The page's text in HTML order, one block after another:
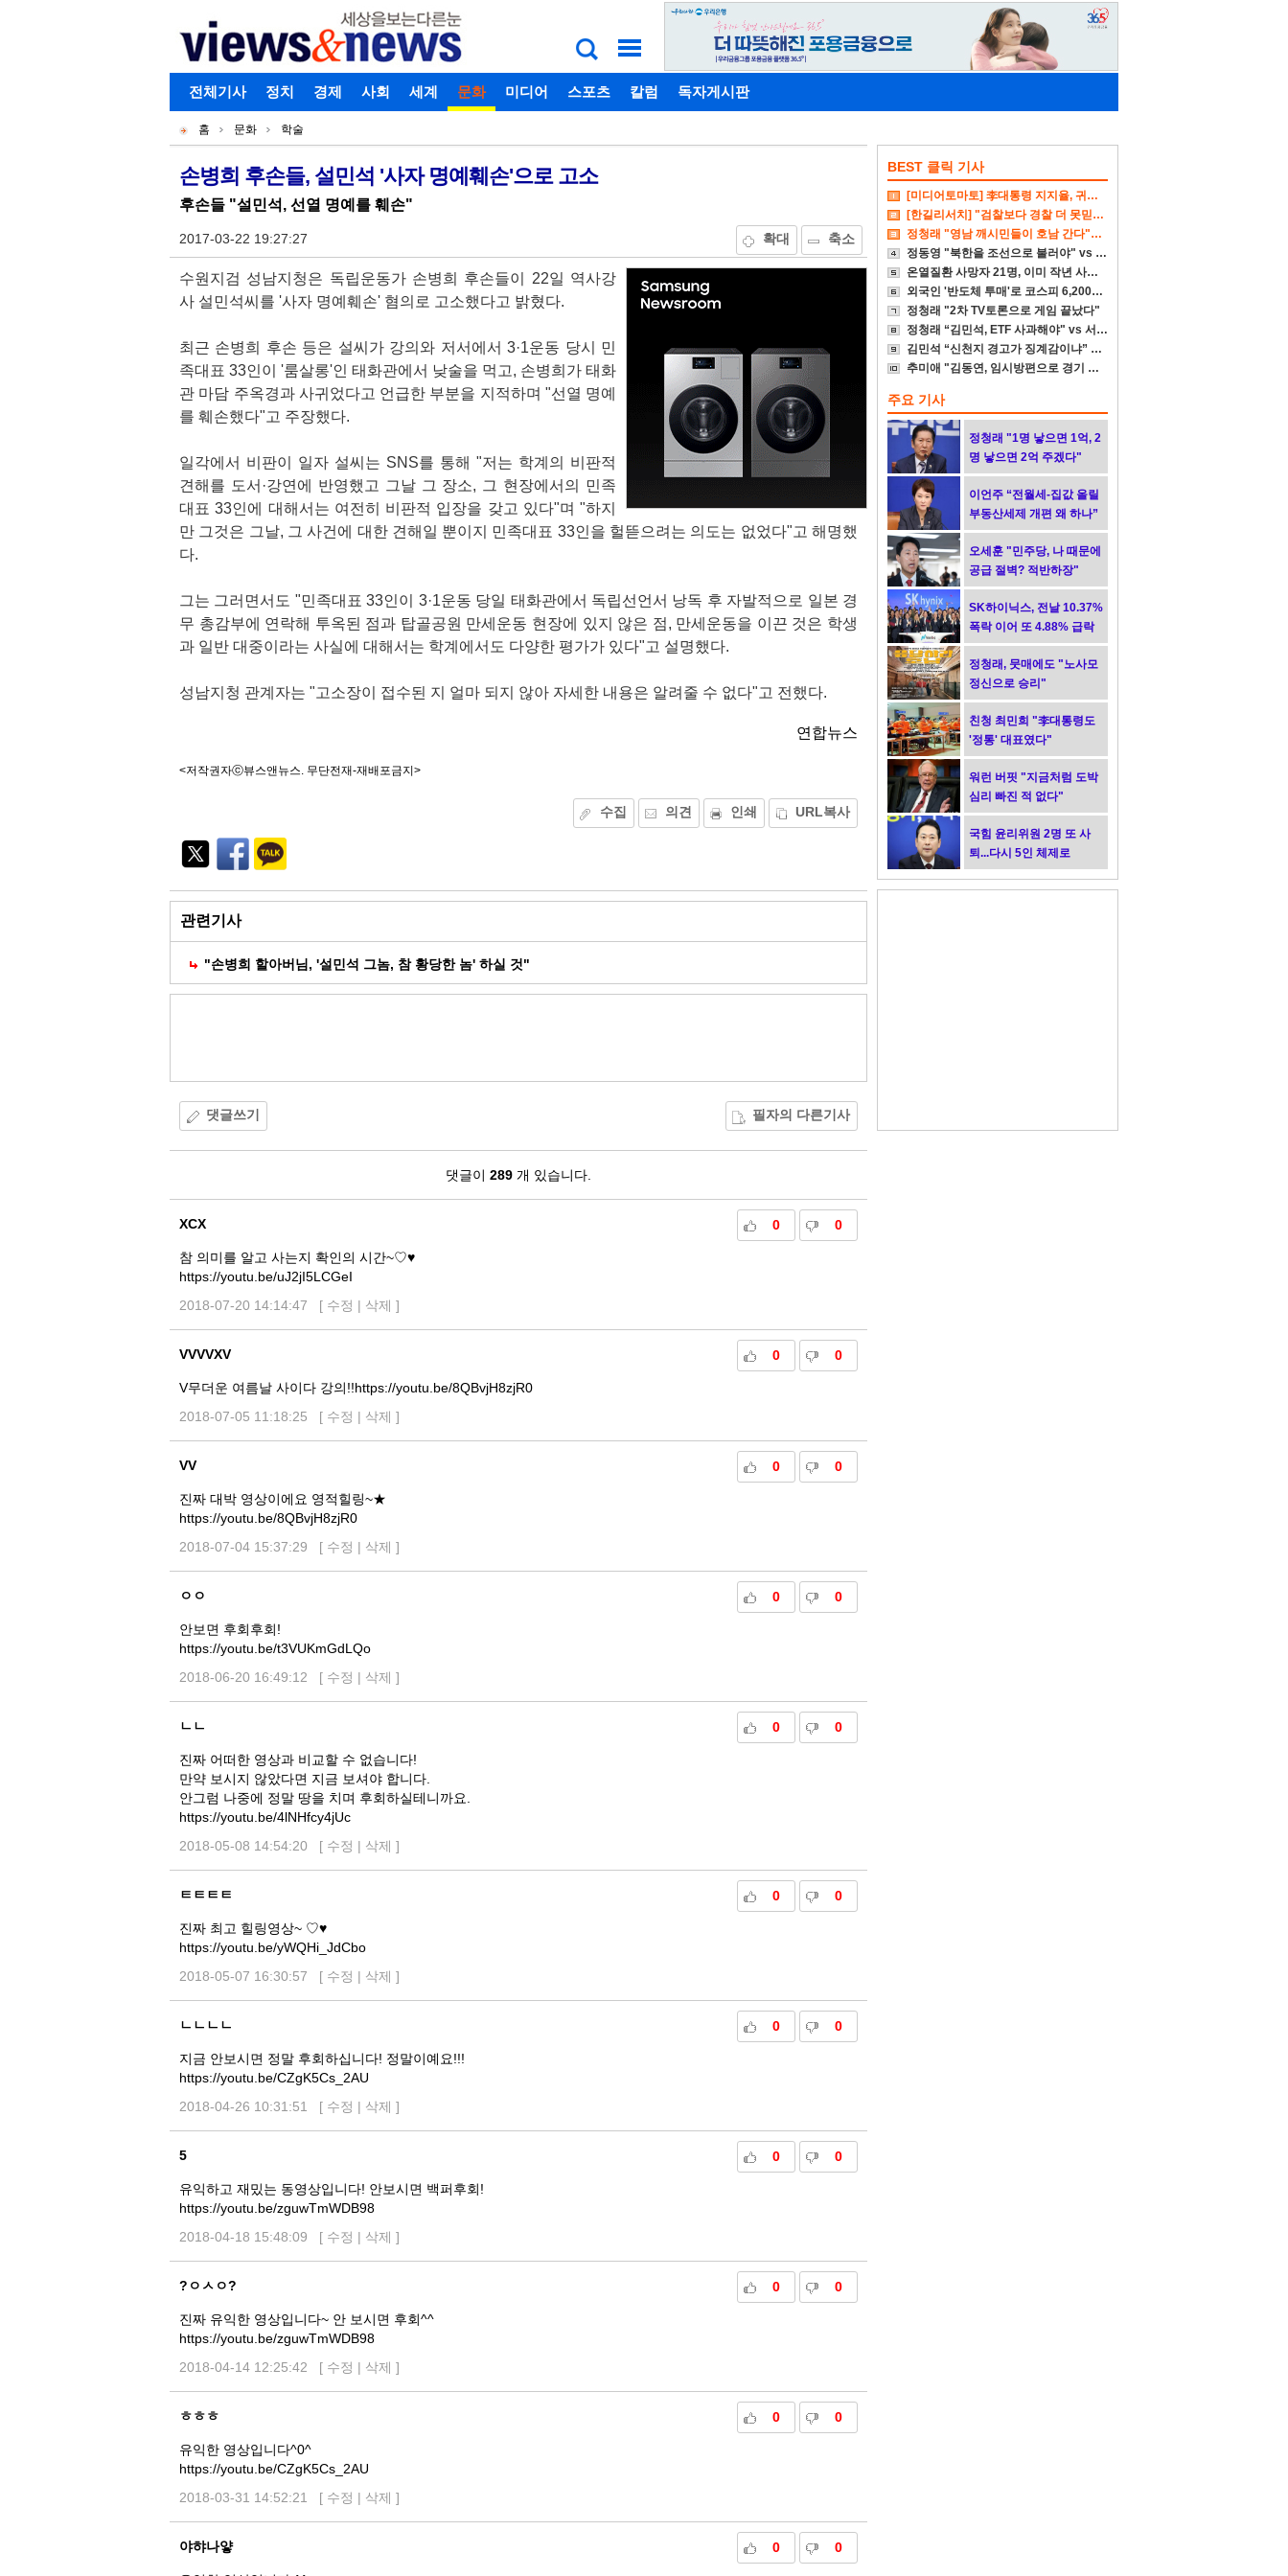
개
별
메
뉴
로그인 회원가입 아이디찾기 비밀번호찾기
주
메
뉴
전체기사 정치 경제 사회 세계 문화 미디어 스포츠 칼럼 독자게시판
현
재
위
치
홈 문화 학술
기
사
본
문
손병희 후손들, 설민석 '사자 명예훼손'으로 고소
후손들 "설민석, 선열 명예를 훼손"
2017-03-22 19:27:27 확대 축소
수원지검 성남지청은 독립운동가 손병희 후손들이 22일 역사강
사 설민석씨를 '사자 명예훼손' 혐의로 고소했다고 밝혔다.
최근 손병희 후손 등은 설씨가 강의와 저서에서 3·1운동 당시 민
족대표 33인이 '룸살롱'인 태화관에서 낮술을 먹고, 손병희가 태화
관 마담 주옥경과 사귀었다고 언급한 부분을 지적하며 "선열 명예
를 훼손했다"고 주장했다.
일각에서 비판이 일자 설씨는 SNS를 통해 "저는 학계의 비판적
견해를 도서·강연에 반영했고 그날 그 장소, 그 현장에서의 민족
대표 33인에 대해서는 여전히 비판적 입장을 갖고 있다"며 "하지
만 그것은 그날, 그 사건에 대한 견해일 뿐이지 민족대표 33인을 헐뜯으려는 의도는 없었다"고 해명했
다.
그는 그러면서도 "민족대표 33인이 3·1운동 당일 태화관에서 독립선언서 낭독 후 자발적으로 일본 경
무 총감부에 연락해 투옥된 점과 탑골공원 만세운동 현장에 있지 않은 점, 만세운동을 이끈 것은 학생
과 일반 대중이라는 사실에 대해서는 학계에서도 다양한 평가가 있다"고 설명했다.
성남지청 관계자는 "고소장이 접수된 지 얼마 되지 않아 자세한 내용은 알려줄 수 없다"고 전했다.
연합뉴스
<저작권자ⓒ뷰스앤뉴스. 무단전재-재배포금지>
능
수집 의견 인쇄 URL복사
외
공
유
관련기사
"손병희 할아버님, '설민석 그놈, 참 황당한 놈' 하실 것"
댓글쓰기 필자의 다른기사
글
댓글이 289 개 있습니다.
0 0
XCX
참 의미를 알고 사는지 확인의 시간~♡♥
https://youtu.be/uJ2jI5LCGeI
2018-07-20 14:14:47 [ 수정 | 삭제 ]
0 0
VVVVXV
V무더운 여름날 사이다 강의!!https://youtu.be/8QBvjH8zjR0
2018-07-05 11:18:25 [ 수정 | 삭제 ]
0 0
VV
진짜 대박 영상이에요 영적힐링~★
https://youtu.be/8QBvjH8zjR0
2018-07-04 15:37:29 [ 수정 | 삭제 ]
0 0
ㅇㅇ
안보면 후회후회!
https://youtu.be/t3VUKmGdLQo
2018-06-20 16:49:12 [ 수정 | 삭제 ]
0 0
ㄴㄴ
진짜 어떠한 영상과 비교할 수 없습니다!
만약 보시지 않았다면 지금 보셔야 합니다.
안그럼 나중에 정말 땅을 치며 후회하실테니까요.
https://youtu.be/4lNHfcy4jUc
2018-05-08 14:54:20 [ 수정 | 삭제 ]
0 0
ㅌㅌㅌㅌ
진짜 최고 힐링영상~ ♡♥
https://youtu.be/yWQHi_JdCbo
2018-05-07 16:30:57 [ 수정 | 삭제 ]
0 0
ㄴㄴㄴㄴ
지금 안보시면 정말 후회하십니다! 정말이예요!!!
https://youtu.be/CZgK5Cs_2AU
2018-04-26 10:31:51 [ 수정 | 삭제 ]
0 0
5
유익하고 재밌는 동영상입니다! 안보시면 백퍼후회!
https://youtu.be/zguwTmWDB98
2018-04-18 15:48:09 [ 수정 | 삭제 ]
0 0
?ㅇㅅㅇ?
진짜 유익한 영상입니다~ 안 보시면 후회^^
https://youtu.be/zguwTmWDB98
2018-04-14 12:25:42 [ 수정 | 삭제 ]
0 0
ㅎㅎㅎ
유익한 영상입니다^0^
https://youtu.be/CZgK5Cs_2AU
2018-03-31 14:52:21 [ 수정 | 삭제 ]
0 0
야햐나얗
BEST 클릭 기사
[미디어토마토] 李대통령 지지율, 귀국후 4%p↓
[한길리서치] "검찰보다 경찰 더 못믿겠다"
정청래 "영남 깨시민들이 호남 간다"에 송영길 "참담"
정동영 "북한을 조선으로 불러야" vs 李대통령 "고민 더 하라"
온열질환 사망자 21명, 이미 작년 사망자 넘어서
외국인 '반도체 투매'로 코스피 6,200대 폭삭
정청래 "2차 TV토론으로 게임 끝났다"
정청래 “김민석, ETF 사과해야" vs 서미화 "국회서 통과시켜 놓고선"
김민석 “신천지 경고가 징계감이냐” vs 정청래 "근거대라"
추미애 "김동연, 임시방편으로 경기 재정위기 은폐"
주요 기사
정청래 "1명 낳으면 1억, 2
명 낳으면 2억 주겠다"
이언주 “전월세-집값 올릴
부동산세제 개편 왜 하나”
오세훈 "민주당, 나 때문에
공급 절벽? 적반하장"
SK하이닉스, 전날 10.37%
폭락 이어 또 4.88% 급락
정청래, 뭇매에도 "노사모
정신으로 승리"
친청 최민희 "李대통령도
'정통' 대표였다"
워런 버핏 "지금처럼 도박
심리 빠진 적 없다"
국힘 윤리위원 2명 또 사
퇴...다시 5인 체제로